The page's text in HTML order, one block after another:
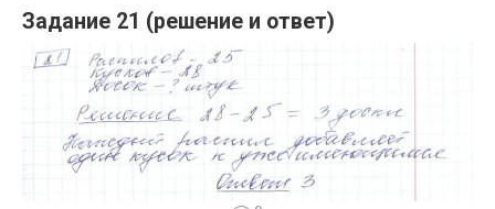
Задание 21 (решение и ответ)